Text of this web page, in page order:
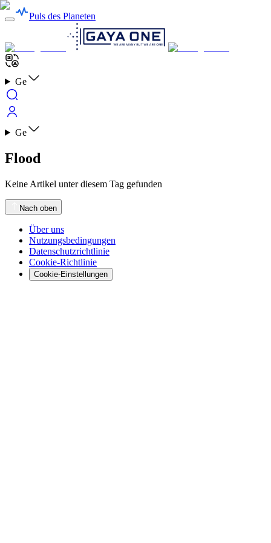
Puls des Planeten
Ge
Ge
Flood
Keine Artikel unter diesem Tag gefunden
Nach oben
Über uns
Nutzungsbedingungen
Datenschutzrichtlinie
Cookie-Richtlinie
Cookie-Einstellungen